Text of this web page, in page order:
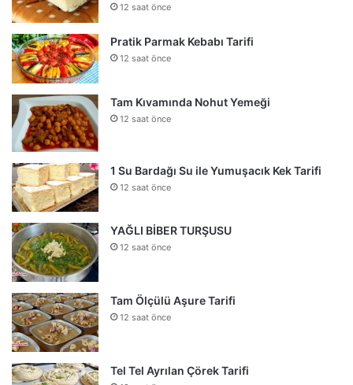
12 saat önce
Pratik Parmak Kebabı Tarifi
12 saat önce
Tam Kıvamında Nohut Yemeği
12 saat önce
1 Su Bardağı Su ile Yumuşacık Kek Tarifi
12 saat önce
YAĞLI BİBER TURŞUSU
12 saat önce
Tam Ölçülü Aşure Tarifi
12 saat önce
Tel Tel Ayrılan Çörek Tarifi